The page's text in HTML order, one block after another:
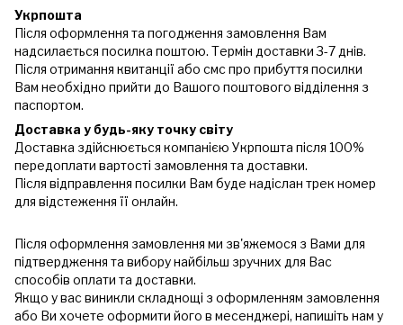
Укрпошта
Після оформлення та погодження замовлення Вам
надсилається посилка поштою. Термін доставки 3-7 днів.
Після отримання квитанції або смс про прибуття посилки
Вам необхідно прийти до Вашого поштового відділення з
паспортом.
Доставка у будь-яку точку світу
Доставка здійснюється компанією Укрпошта після 100%
передоплати вартості замовлення та доставки.
Після відправлення посилки Вам буде надіслан трек номер
для відстеження її онлайн.
Після оформлення замовлення ми зв'яжемося з Вами для
підтвердження та вибору найбільш зручних для Вас
способів оплати та доставки.
Якщо у вас виникли складнощі з оформленням замовлення
або Ви хочете оформити його в месенджері, напишіть нам у